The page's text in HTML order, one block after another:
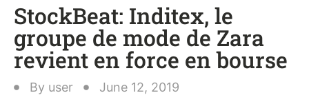
StockBeat: Inditex, le
groupe de mode de Zara
revient en force en bourse
By user June 12, 2019